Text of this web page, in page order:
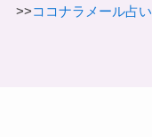
>>ココナラメール占い